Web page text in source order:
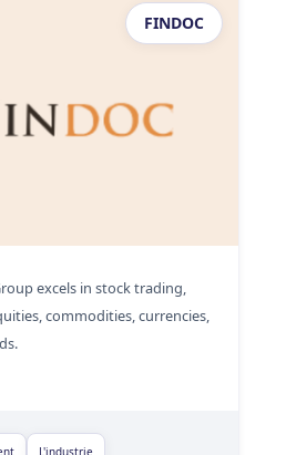
FINDOC
excels in stock trading,
commodities, currencies,